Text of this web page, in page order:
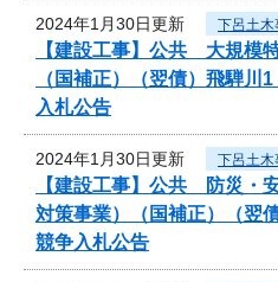
2024年1月30日更新 下呂土木
【建設工事】公共 大規模
（国補正）（翌債）飛騨
入札公告
2024年1月30日更新 下呂土木
【建設工事】公共 防災・
対策事業）（国補正）（
競争入札公告